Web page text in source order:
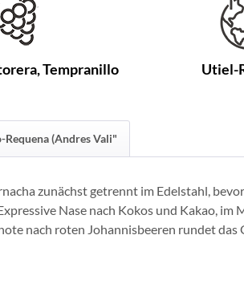
Tempranillo Utiel-
(Andres Vali"
zunächst getrennt im Edelstahl,
Nase nach Kokos und Kakao,
nach roten Johannisbeeren rundet das